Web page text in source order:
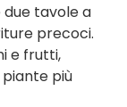
due tavole a
precoci.
e frutti,
più